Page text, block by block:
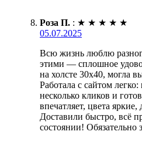
Роза П. : ★ ★ ★ ★ ★
05.07.2025
Всю жизнь люблю
этими — сплошное
на холсте 30х40, могла
Работала с сайтом
несколько кликов и
впечатляет, цвета
Доставили быстро, всё
состоянии! Обязательно